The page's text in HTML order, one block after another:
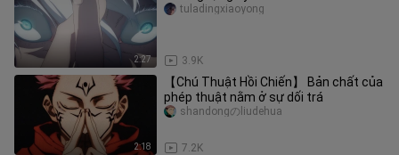
2:27 3.9K
tuladingxiaoyong
2:18
【Chú Thuật Hồi Chiến】 Bản chất của
phép thuật nằm ở sự dối trá
7.2K
shandongのliudehua